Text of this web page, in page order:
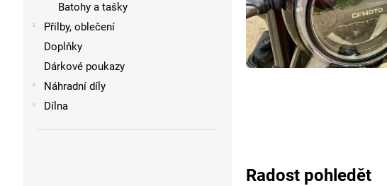
Batohy a tašky
Přilby, oblečení
Doplňky
Dárkové poukazy
Náhradní díly
Dílna
Radost pohledět